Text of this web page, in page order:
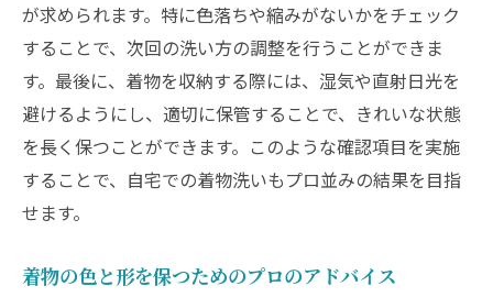
が求められます。特に色落ちや縮みがないかをチェック
することで、次回の洗い方の調整を行うことができま
す。最後に、着物を収納する際には、湿気や直射日光を
避けるようにし、適切に保管することで、きれいな状態
を長く保つことができます。このような確認項目を実施
することで、自宅での着物洗いもプロ並みの結果を目指
せます。
着物の色と形を保つためのプロのアドバイス